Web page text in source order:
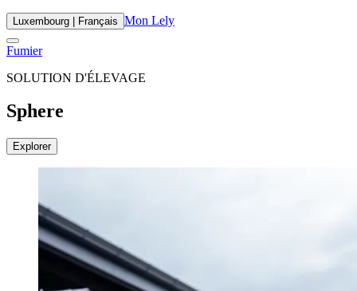
Luxembourg | Français Mon Lely
Fumier
SOLUTION D'ÉLEVAGE
Sphere
Explorer